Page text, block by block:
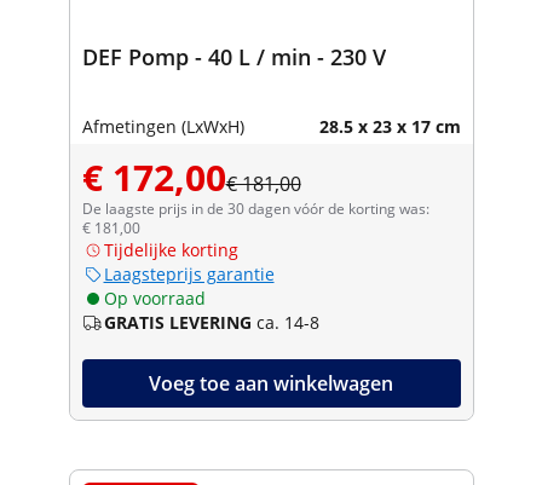
DEF Pomp - 40 L / min - 230 V
Afmetingen (LxWxH) 28.5 x 23 x 17 cm
€ 172,00€ 181,00
De laagste prijs in de 30 dagen vóór de korting was:
€ 181,00
Tijdelijke korting
Laagsteprijs garantie
Op voorraad
GRATIS LEVERING ca. 14-8
Voeg toe aan winkelwagen